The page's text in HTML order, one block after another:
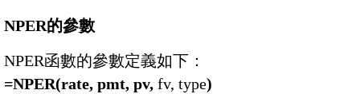
NPER的參數
NPER函數的參數定義如下：
=NPER(rate, pmt, pv, fv, type)